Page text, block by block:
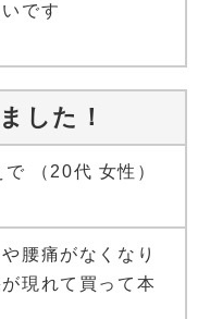
です
した！
（20代 女性）
腰痛がなくなり
現れて買って本